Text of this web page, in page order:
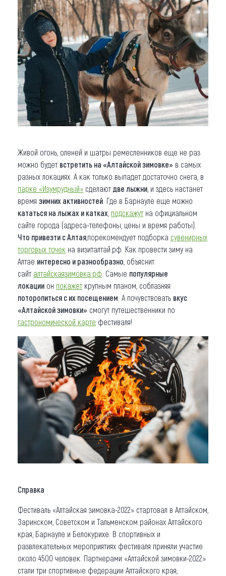
Живой огонь, оленей и шатры ремесленников еще не раз
можно будет встретить на «Алтайской зимовке» в самых
разных локациях. А как только выпадет достаточно снега, в
парке «Изумрудный» сделают две лыжни , и здесь настанет
время зимних активностей . Где в Барнауле еще можно
кататься на лыжах и катках подскажут на официальном
сайте города (адреса-телефоны, цены и время работы).
Что привезти с Алтая,порекомендует подборка сувенирных
торговых точек на визиталтай.рф. Как провести зиму на
Алтае интересно и разнообразно , объяснит
сайт алтайскаязимовка.рф . Самые популярные
локации он покажет крупным планом, соблазняя
поторопиться с их посещением . А почувствовать вкус
«Алтайской зимовки» смогут путешественники по
гастрономической карте фестиваля!
Справка
Фестиваль «Алтайская зимовка-2022» стартовал в Алтайском,
Заринском, Советском и Тальменском районах Алтайского
края, Барнауле и Белокурихе. В спортивных и
развлекательных мероприятиях фестиваля приняли участие
около 4500 человек. Партнерами «Алтайской зимовки-2022»
стали три спортивные федерации Алтайского края,